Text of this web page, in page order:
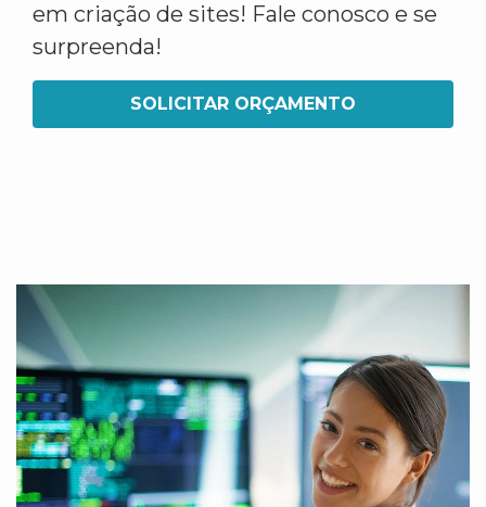
em criação de sites! Fale conosco e se
surpreenda!
SOLICITAR ORÇAMENTO